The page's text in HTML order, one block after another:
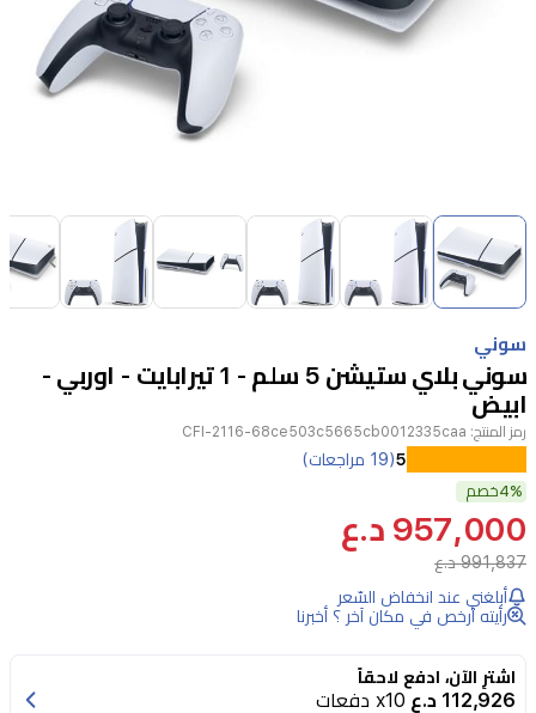
Item
of
11
1
11
سوني
سوني بلاي ستيشن 5 سلم - 1 تيرابايت - اوربي -
ابيض
رمز المنتج: CFI-2116-68ce503c5665cb0012335caa
جهاز
سوني
PS5
سليم
بتصميم
مدمج
5(19 مراجعات)
4%خصم
957,000 د.ع
991,837 د.ع
أبلغني عند انخفاض السّعر
رأيته أرخص في مكان آخر ؟ أخبرنا
اشترِ الآن، ادفع لاحقاً
112,926 د.ع x10 دفعات